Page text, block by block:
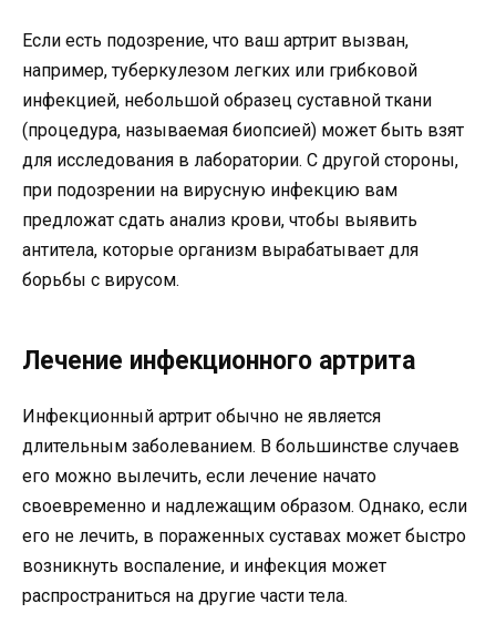
Если есть подозрение, что ваш артрит вызван,
например, туберкулезом легких или грибковой
инфекцией, небольшой образец суставной ткани
(процедура, называемая биопсией) может быть взят
для исследования в лаборатории. С другой стороны,
при подозрении на вирусную инфекцию вам
предложат сдать анализ крови, чтобы выявить
антитела, которые организм вырабатывает для
борьбы с вирусом.
Лечение инфекционного артрита
Инфекционный артрит обычно не является
длительным заболеванием. В большинстве случаев
его можно вылечить, если лечение начато
своевременно и надлежащим образом. Однако, если
его не лечить, в пораженных суставах может быстро
возникнуть воспаление, и инфекция может
распространиться на другие части тела.